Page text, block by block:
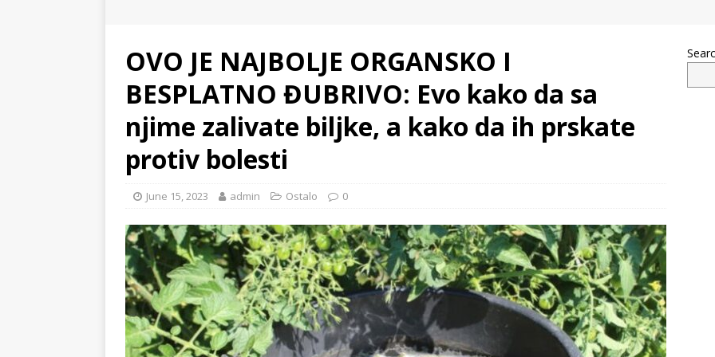
OVO JE NAJBOLJE ORGANSKO I
BESPLATNO ĐUBRIVO: Evo kako da sa
njime zalivate biljke, a kako da ih prskate
protiv bolesti
June 15, 2023 admin Ostalo 0